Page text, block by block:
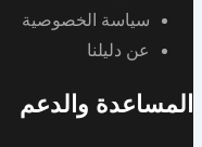
سياسة الخصوصية
عن دليلنا
المساعدة والدعم